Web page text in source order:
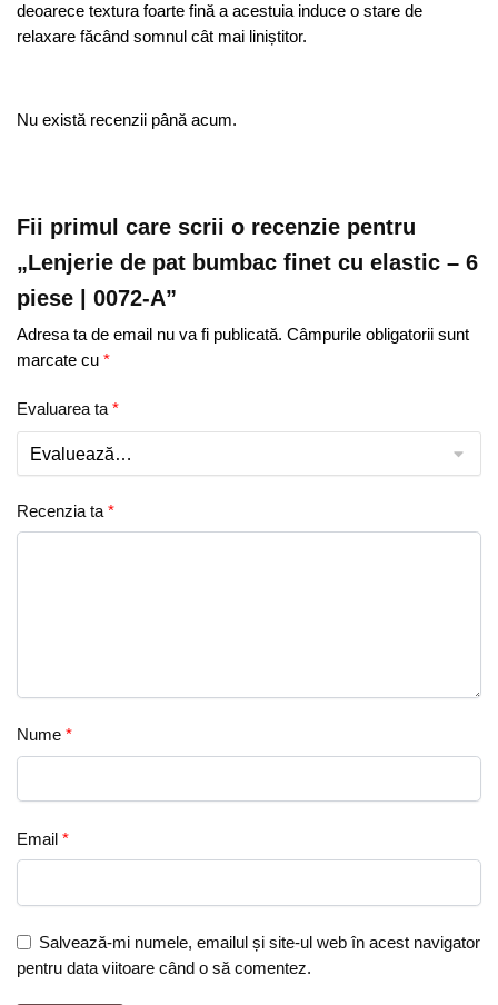
deoarece textura foarte fină a acestuia induce o stare de
relaxare făcând somnul cât mai liniștitor.
Nu există recenzii până acum.
Fii primul care scrii o recenzie pentru
„Lenjerie de pat bumbac finet cu elastic – 6
piese | 0072-A”
Adresa ta de email nu va fi publicată. Câmpurile obligatorii sunt
marcate cu *
Evaluarea ta *
Recenzia ta *
Nume *
Email *
Salvează-mi numele, emailul și site-ul web în acest navigator
pentru data viitoare când o să comentez.